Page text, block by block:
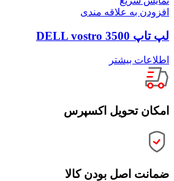
افزودن به علاقه مندی
لپ تاپ DELL vostro 3500
اطلاعات بیشتر
امکان تحویل اکسپرس
ضمانت اصل بودن کالا